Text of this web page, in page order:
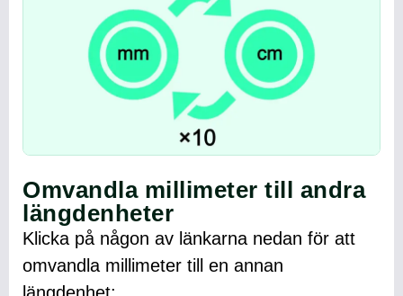
Omvandla millimeter till andra
längdenheter
Klicka på någon av länkarna nedan för att
omvandla millimeter till en annan